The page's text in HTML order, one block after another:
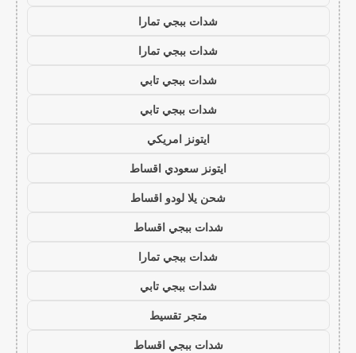
شدات ببجي تمارا
شدات ببجي تمارا
شدات ببجي تابي
شدات ببجي تابي
ايتونز امريكي
ايتونز سعودي اقساط
شحن يلا لودو اقساط
شدات ببجي اقساط
شدات ببجي تمارا
شدات ببجي تابي
متجر تقسيط
شدات ببجي اقساط